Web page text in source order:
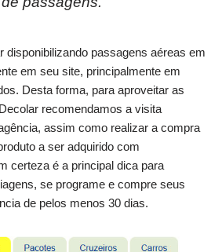
disponibilizando passagens aéreas em
em seu site, principalmente em
Desta forma, para aproveitar as
recomendamos a visita
assim como realizar a compra
a ser adquirido com
certeza é a principal dica para
se programe e compre seus
de pelos menos 30 dias.